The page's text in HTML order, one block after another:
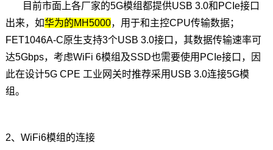
目前市面上各厂家的5G模组都提供USB 3.0和PCIe接口
出来，如华为的MH5000，用于和主控CPU传输数据；
FET1046A-C原生支持3个USB 3.0接口，其数据传输速率可
达5Gbps，考虑WiFi 6模组及SSD也需要使用PCIe接口，因
此在设计5G CPE 工业网关时推荐采用USB 3.0连接5G模
组。
2、WiFi6模组的连接